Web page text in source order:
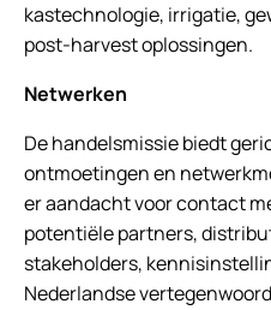
kastechnologie, irrigatie,
post-harvest oplossingen.
Netwerken
De handelsmissie biedt
ontmoetingen en
er aandacht voor contact
potentiële partners,
stakeholders,
Nederlandse